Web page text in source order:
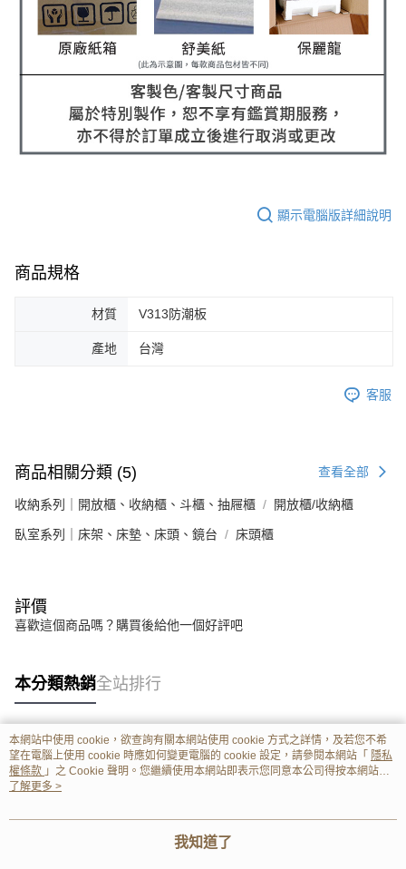
顯示電腦版詳細說明
商品規格
材質 V313防潮板
產地 台灣
客服
商品相關分類 (5) 查看全部
收納系列｜開放櫃、收納櫃、斗櫃、抽屜櫃 開放櫃/收納櫃
臥室系列｜床架、床墊、床頭、鏡台 床頭櫃
評價
喜歡這個商品嗎？購買後給他一個好評吧
本分類熱銷全站排行
熱門標籤
本網站中使用 cookie，欲查詢有關本網站使用 cookie 方式之詳情，及若您不希
望在電腦上使用 cookie 時應如何變更電腦的 cookie 設定，請參閱本網站「 隱私
權條款 」之 Cookie 聲明。您繼續使用本網站即表示您同意本公司得按本網站使
用條款之 Cookie 聲明使用 cookie。
了解更多 >
我知道了